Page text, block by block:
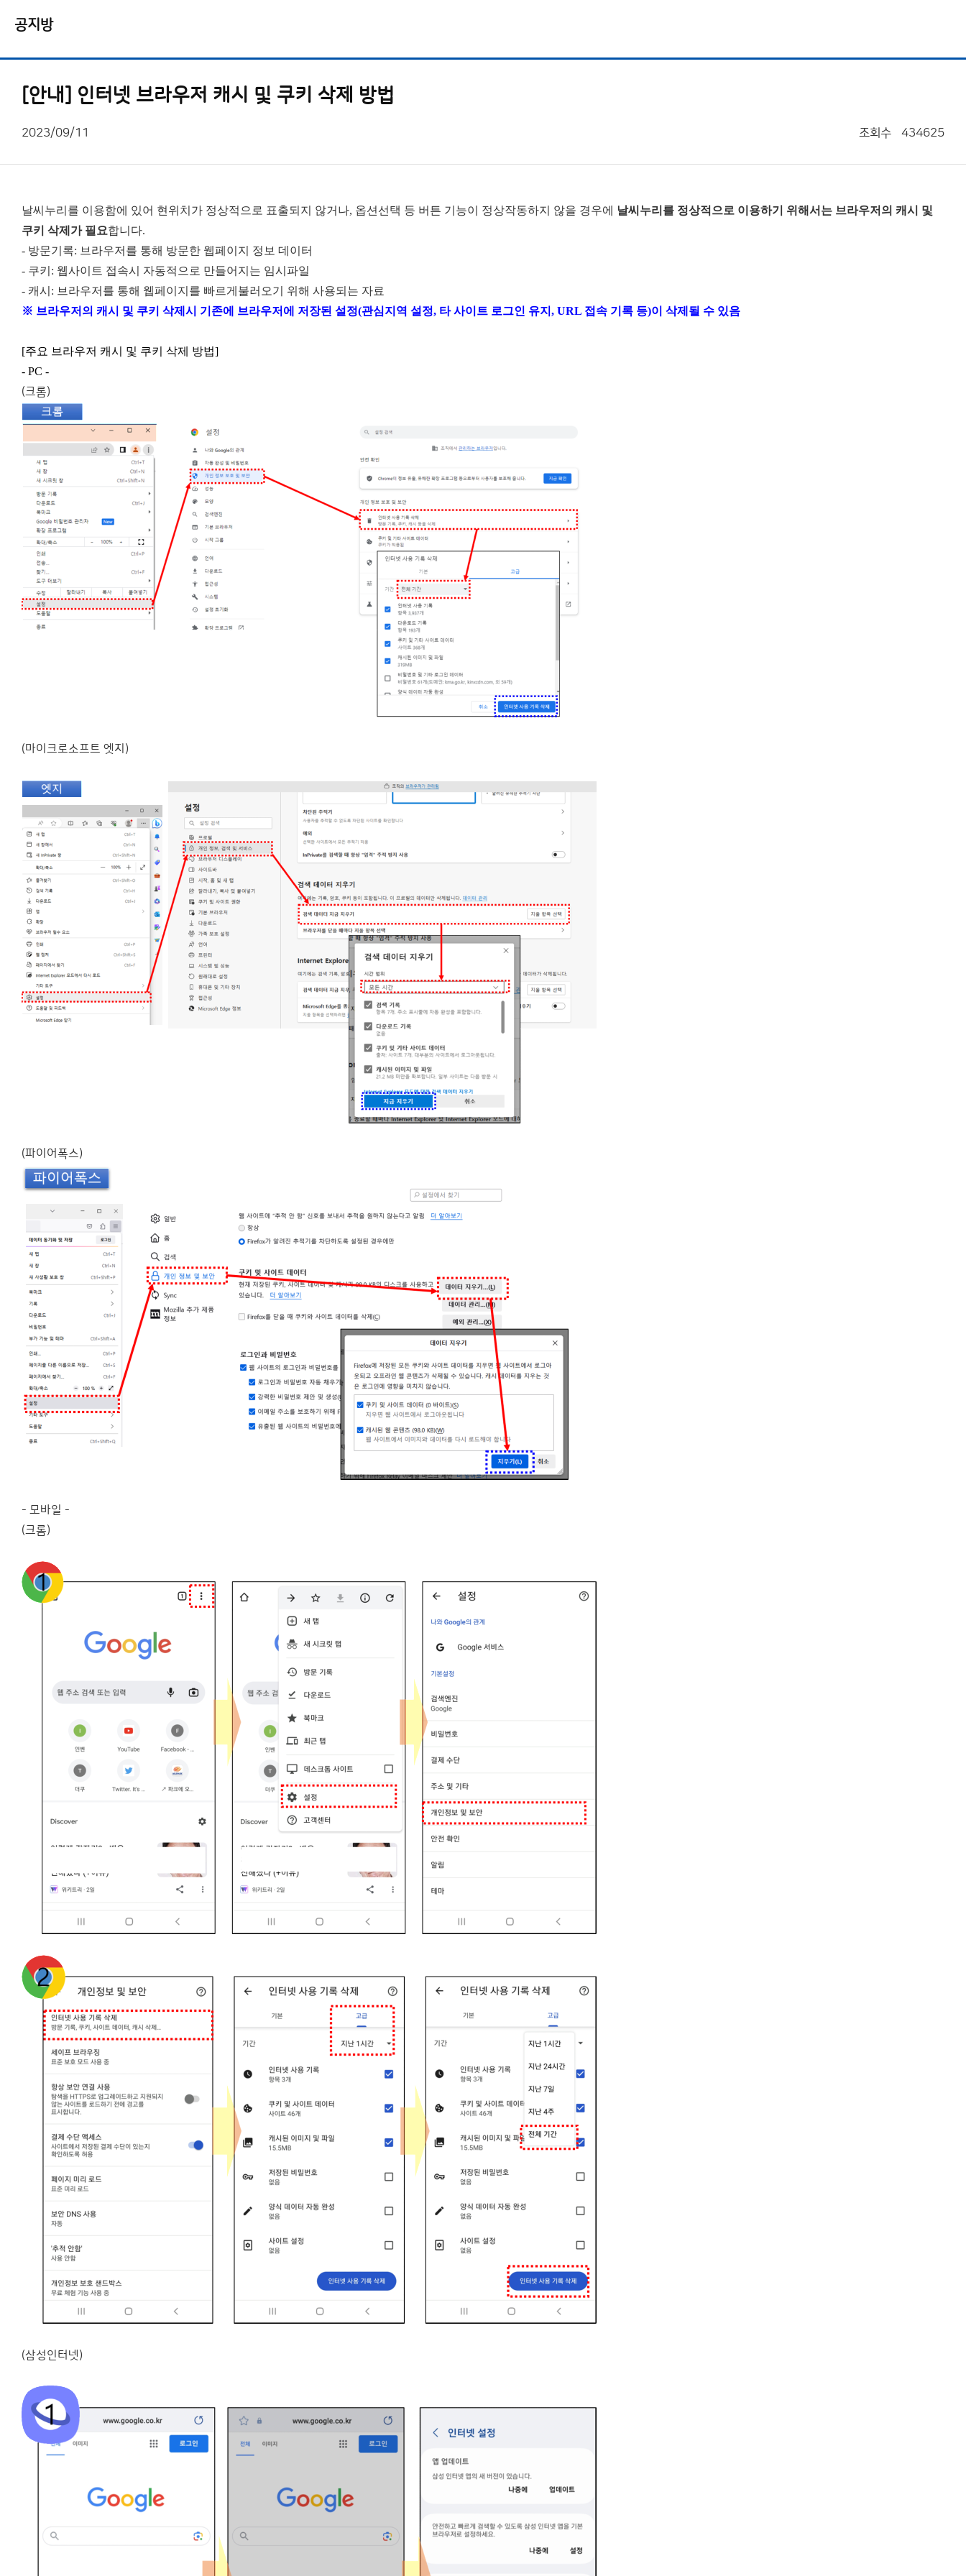
공지방
[안내] 인터넷 브라우저 캐시 및 쿠키 삭제 방법
2023/09/11 조회수 434625
날씨누리를 이용함에 있어 현위치가 정상적으로 표출되지 않거나, 옵션선택 등 버튼 기능이 정상작동하지 않을 경우에
날씨누리를 정상적으로 이용하기 위해서는 브라우저의 캐시 및
쿠키 삭제가 필요합니다.
- 방문기록: 브라우저를 통해 방문한 웹페이지 정보 데이터
- 쿠키: 웹사이트 접속시 자동적으로 만들어지는 임시파일
- 캐시: 브라우저를 통해 웹페이지를 빠르게 불러오기 위해 사용되는 자료
※ 브라우저의 캐시 및 쿠키 삭제시 기존에 브라우저에 저장된 설정(관심지역 설정, 타 사이트 로그인 유지, URL 접속 기록 등)이 삭제될 수 있음
[주요 브라우저 캐시 및 쿠키 삭제 방법]
- PC -
(크롬)
(마이크로소프트 엣지)
(파이어폭스)
- 모바일 -
(크롬)
(삼성인터넷)